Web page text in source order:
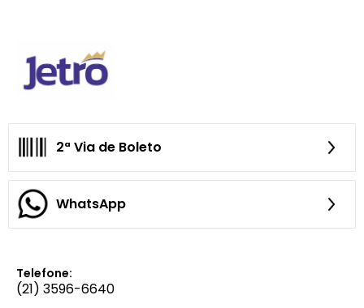
2ª Via de Boleto
WhatsApp
Telefone:
(21) 3596-6640